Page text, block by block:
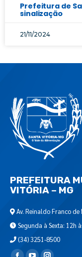
Prefeitura de
sinalização
21/11/2024
PREFEITURA
VITÓRIA – MG
Av. Reinaldo Franco
Segunda à Sexta: 12h
(34) 3251-8500